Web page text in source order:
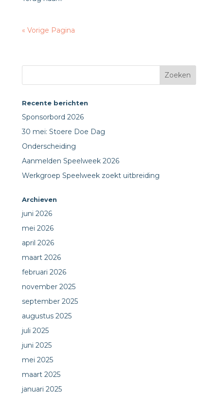
« Vorige Pagina
Recente berichten
Sponsorbord 2026
30 mei: Stoere Doe Dag
Onderscheiding
Aanmelden Speelweek 2026
Werkgroep Speelweek zoekt uitbreiding
Archieven
juni 2026
mei 2026
april 2026
maart 2026
februari 2026
november 2025
september 2025
augustus 2025
juli 2025
juni 2025
mei 2025
maart 2025
januari 2025